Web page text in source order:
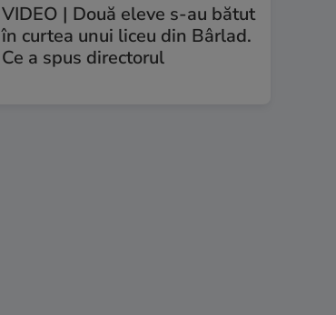
VIDEO | Două eleve s-au bătut
în curtea unui liceu din Bârlad.
Ce a spus directorul